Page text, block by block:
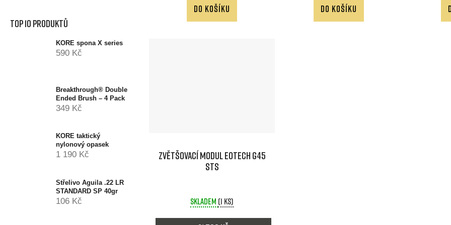
Top 10 produktů
KORE spona X series
590 Kč
Breakthrough® Double
Ended Brush – 4 Pack
349 Kč
KORE taktický
nylonový opasek
1 190 Kč
Střelivo Aguila .22 LR
STANDARD SP 40gr
106 Kč
DO KOŠÍKU DO KOŠÍKU
Zvětšovací modul EOTech G45
STS
Skladem (1 ks)